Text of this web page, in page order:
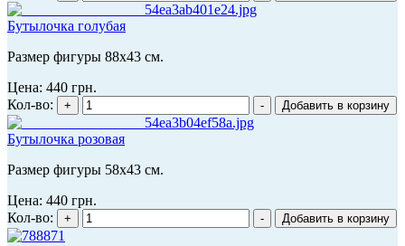
Бутылочка голубая
Размер фигуры 88x43 см.
Цена: 440 грн.
Кол-во:
Бутылочка розовая
Размер фигуры 58x43 см.
Цена: 440 грн.
Кол-во: